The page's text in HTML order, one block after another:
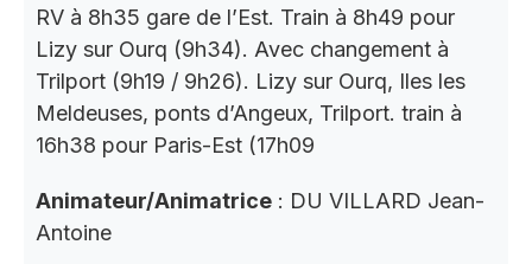
RV à 8h35 gare de l’Est. Train à 8h49 pour
Lizy sur Ourq (9h34). Avec changement à
Trilport (9h19 / 9h26). Lizy sur Ourq, Iles les
Meldeuses, ponts d’Angeux, Trilport. train à
16h38 pour Paris-Est (17h09
Animateur/Animatrice : DU VILLARD Jean-
Antoine